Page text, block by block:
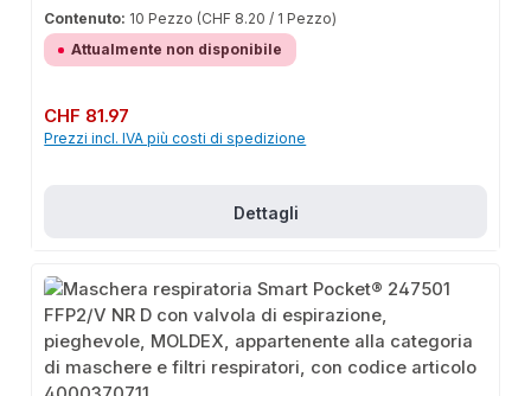
Contenuto: 10 Pezzo (CHF 8.20 / 1 Pezzo)
Attualmente non disponibile
Prezzo normale:
CHF 81.97
Prezzi incl. IVA più costi di spedizione
Dettagli